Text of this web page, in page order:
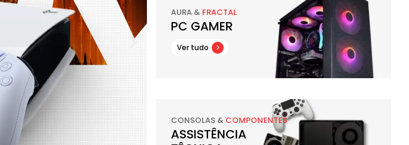
AURA & FRACTAL
PC GAMER
Ver tudo
CONSOLAS & COMPONENTES
ASSISTÊNCIA